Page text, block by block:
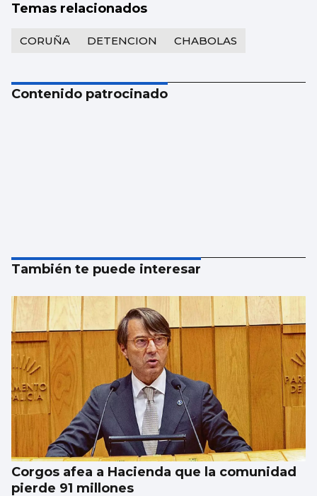
Temas relacionados
CORUÑA DETENCION CHABOLAS
Contenido patrocinado
También te puede interesar
Corgos afea a Hacienda que la comunidad
pierde 91 millones